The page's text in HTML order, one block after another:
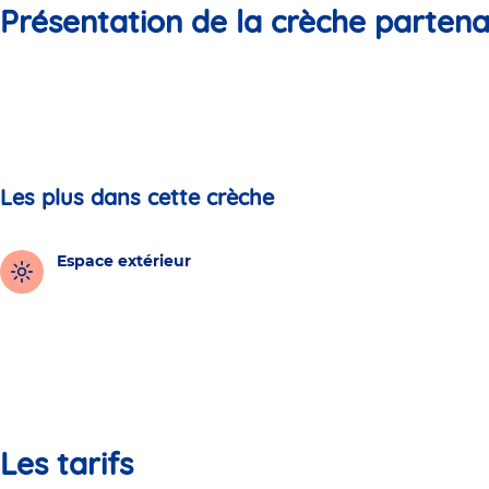
Présentation de la crèche
Les plus dans cette crèche
Espace extérieur
Les tarifs